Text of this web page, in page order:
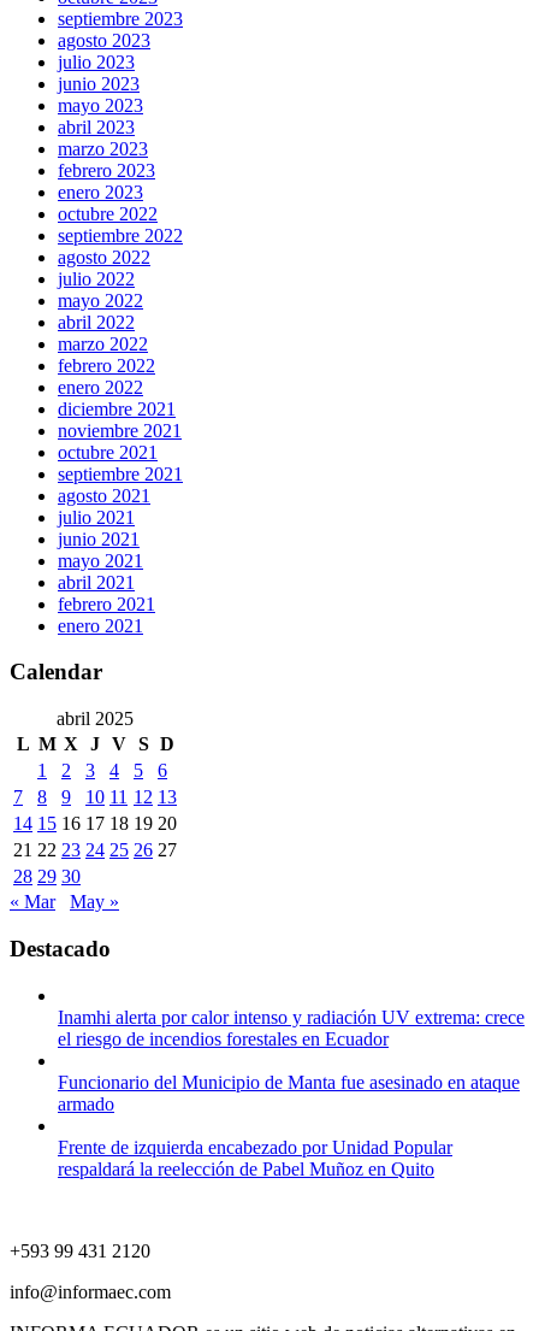
septiembre 2023
agosto 2023
julio 2023
junio 2023
mayo 2023
abril 2023
marzo 2023
febrero 2023
enero 2023
octubre 2022
septiembre 2022
agosto 2022
julio 2022
mayo 2022
abril 2022
marzo 2022
febrero 2022
enero 2022
diciembre 2021
noviembre 2021
octubre 2021
septiembre 2021
agosto 2021
julio 2021
junio 2021
mayo 2021
abril 2021
febrero 2021
enero 2021
Calendar
abril 2025
L M X J V S D
1
2 3 4 5
6
7
8 9 10 11 12 13
14 15 16 17 18 19 20
21 22 23 24 25 26 27
28 29 30
« Mar
May »
Destacado
Inamhi alerta por calor intenso y radiación UV extrema: crece
el riesgo de incendios forestales en Ecuador
Funcionario del Municipio de Manta fue asesinado en ataque
armado
Frente de izquierda encabezado por Unidad Popular
respaldará la reelección de Pabel Muñoz en Quito
+593 99 431 2120
info@informaec.com